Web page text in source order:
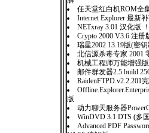
任天堂红白机ROM全
Internet Explorer 最新
NETxray 3.01 汉化版
Crypto 2000 V3.6 注册
瑞星2002 13.19版(密
北信源杀毒专家 2001
机械工程师万能增强
邮件群发器2.5 build
RaidenFTPD.v2.2.201
版
动力聊天服务器
WinDVD 3.1 DTS (多
Advanced PDF